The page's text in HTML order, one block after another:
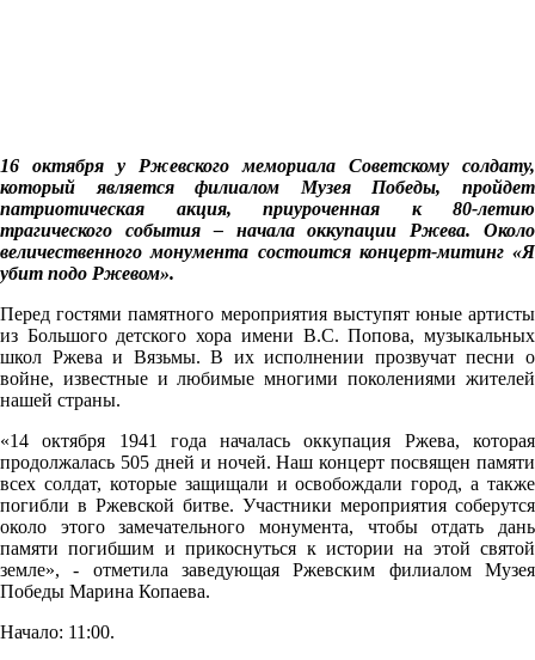
16 октября у Ржевского мемориала Советскому солдату,
который является филиалом Музея Победы, пройдет
патриотическая акция, приуроченная к 80-летию
трагического события – начала оккупации Ржева. Около
величественного монумента состоится концерт-митинг «Я
убит подо Ржевом».
Перед гостями памятного мероприятия выступят юные артисты
из Большого детского хора имени В.С. Попова, музыкальных
школ Ржева и Вязьмы. В их исполнении прозвучат песни о
войне, известные и любимые многими поколениями жителей
нашей страны.
«14 октября 1941 года началась оккупация Ржева, которая
продолжалась 505 дней и ночей. Наш концерт посвящен памяти
всех солдат, которые защищали и освобождали город, а также
погибли в Ржевской битве. Участники мероприятия соберутся
около этого замечательного монумента, чтобы отдать дань
памяти погибшим и прикоснуться к истории на этой святой
земле», - отметила заведующая Ржевским филиалом Музея
Победы Марина Копаева.
Начало: 11:00.